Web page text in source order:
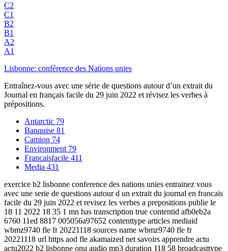
C2
C1
B2
B1
A2
A1
Lisbonne: conférence des Nations unies
Entraînez-vous avec une série de questions autour d’un extrait du
Journal en français facile du 29 juin 2022 et révisez les verbes à
prépositions.
Antarctic 79
Banquise 81
Camion 74
Environment 79
Francaisfacile 411
Media 431
exercice b2 lisbonne conference des nations unies entrainez vous
avec une serie de questions autour d un extrait du journal en francais
facile du 29 juin 2022 et revisez les verbes a prepositions publie le
18 11 2022 18 35 1 mn has transcription true contentid afb0eb2a
6760 11ed 8817 005056a97652 contenttype articles mediaid
wbmz9740 fle fr 20221118 sources name wbmz9740 fle fr
20221118 url https aod fle akamaized net savoirs apprendre actu
actu2022 b2 lisbonne onu audio mp3 duration 118 58 broadcasttype